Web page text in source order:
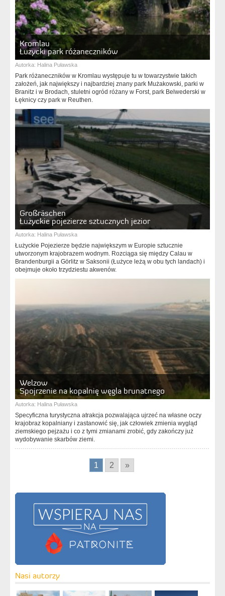
Kromlau
Łużycki park różaneczników
Autorka: Halina Puławska
Park różaneczników w Kromlau występuje tu w towarzystwie takich
założeń, jak największy i najbardziej znany park Mużakowski, parki w
Branitz i w Brodach, stuletni ogród różany w Forst, park Belwederski w
Łęknicy czy park w Reuthen.
Großräschen
Łużyckie pojezierze sztucznych jezior
Autorka: Halina Puławska
Łużyckie Pojezierze będzie największym w Europie sztucznie
utworzonym krajobrazem wodnym. Rozciąga się między Calau w
Brandenburgii a Görlitz w Saksonii (Łużyce leżą w obu tych landach) i
obejmuje około trzydziestu akwenów.
Welzow
Spojrzenie na kopalnię węgla brunatnego
Autorka: Halina Puławska
Specyficzna turystyczna atrakcja pozwalająca ujrzeć na własne oczy
krajobraz kopalniany i zastanowić się, jak człowiek zmienia wygląd
ziemskiego pejzażu i co z tymi zmianami zrobić, gdy zakończy już
wydobywanie skarbów ziemi.
1 2 »
Nasi autorzy